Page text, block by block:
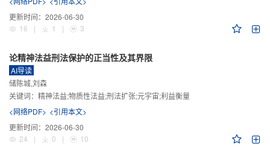
更新时间： 2026-06-30
16
| 1 | 3
论精神法益刑法保护的正当性及其界限
AI导读
储陈城,刘森
关键词： 精神法益;物质性法益;刑法扩张;元宇宙;利益衡量
<网络PDF> <引用本文>
更新时间： 2026-06-30
24
| 0 | 10